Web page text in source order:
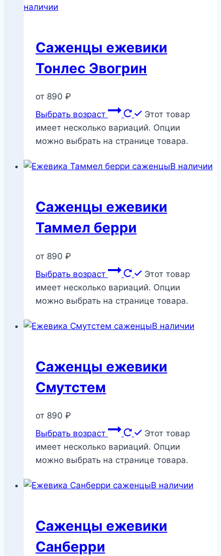
наличии
Саженцы ежевики
Тонлес Эвогрин
от 890 ₽
Выбрать возраст
Этот товар
имеет несколько вариаций. Опции
можно выбрать на странице товара.
В наличии
Саженцы ежевики
Таммел берри
от 890 ₽
Выбрать возраст
Этот товар
имеет несколько вариаций. Опции
можно выбрать на странице товара.
В наличии
Саженцы ежевики
Смутстем
от 890 ₽
Выбрать возраст
Этот товар
имеет несколько вариаций. Опции
можно выбрать на странице товара.
В наличии
Саженцы ежевики
Санберри